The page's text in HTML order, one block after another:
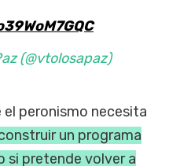
(@vtolosapaz)
el peronismo necesita
un programa
si pretende volver a